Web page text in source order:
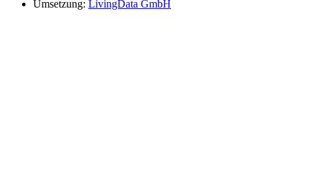
Umsetzung: LivingData GmbH